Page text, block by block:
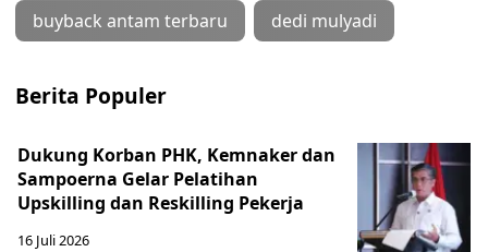
buyback antam terbaru dedi mulyadi
Berita Populer
Dukung Korban PHK, Kemnaker dan
Sampoerna Gelar Pelatihan
Upskilling dan Reskilling Pekerja
16 Juli 2026